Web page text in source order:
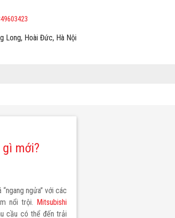
Long, Hoài Đức, Hà Nội
mới?
ngửa” với các
nổi trội. Mitsubishi
cầu có thể đến trải